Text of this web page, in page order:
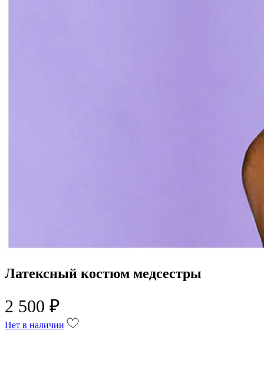
Латексный костюм медсестры
2 500 ₽
Нет в наличии